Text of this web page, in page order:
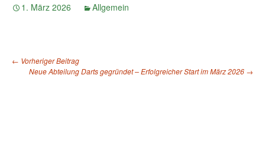
1. März 2026 Allgemein
← Vorheriger Beitrag
Neue Abteilung Darts gegründet – Erfolgreicher Start im März 2026 →